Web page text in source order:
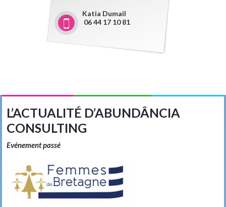
Katia Dumail
06 44 17 10 81
L’ACTUALITÉ D’ABUNDÂNCIA
CONSULTING
Evénement passé